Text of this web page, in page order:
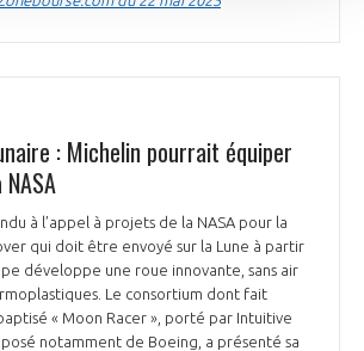
: Michelin pourrait équiper
à l’appel à projets de la NASA pour la
qui doit être envoyé sur la Lune à partir
développe une roue innovante, sans air
Le consortium dont fait
« Moon Racer », porté par Intuitive
notamment de Boeing, a présenté sa